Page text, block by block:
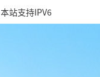
本站支持IPV6